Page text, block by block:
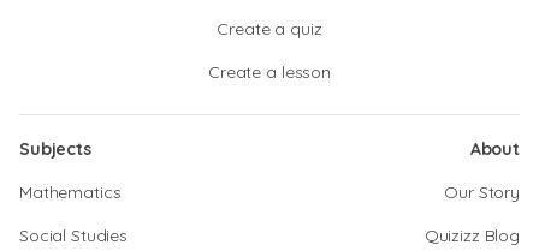
Create a quiz
Create a lesson
Subjects
Mathematics
Social Studies
About
Our Story
Quizizz Blog